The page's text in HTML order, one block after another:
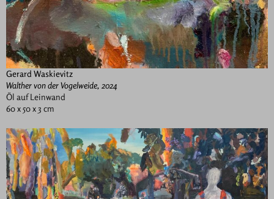
Gerard Waskievitz
Walther von der Vogelweide, 2024
Öl auf Leinwand
60 x 50 x 3 cm